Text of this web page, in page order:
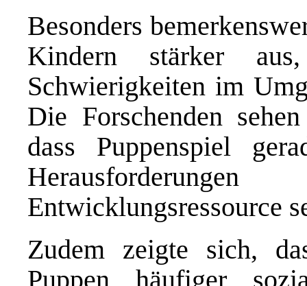
Besonders
Kindern stärker
Schwierigkeiten im
Die Forschenden
dass Puppenspiel
Entwicklungsressource
Zudem zeigte sich,
Puppen häufiger